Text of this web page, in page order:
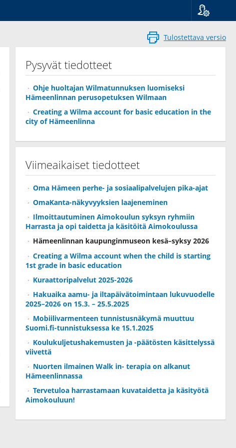
Suomi
Svenska
Tulostettava versio
Pysyvät tiedotteet
Ohje huoltajan Wilmatunnuksen luomiseksi
Hämeenlinnan perusopetuksen Wilmaan
Creating a Wilma account for basic education in the
city of Hämeenlinna
Viimeaikaiset tiedotteet
Oma Hämeen perhe- ja sosiaalipalvelujen pika-ajat
OmaKanta-näkyvyyksien laajeneminen
Ilmoittautuminen Aimokoulun syksyn ryhmiin
Harrasta ja opi taidetta ja käsitöitä Aimokoulussa
Hämeenlinnan kaupunginmuseon kesä–syksy 2026
Creating a Wilma account when the child is starting
1st grade in basic education
Kuraattoripalvelut 2025-2026
Hakuaika aamu- ja iltapäivätoimintaan lukuvuodelle
2025–2026 on 15.3. – 25.5.2025
Mobiilivarmenteen tunnistusnäkymä muuttuu
Suomi.fi-tunnistuksessa ke 15.1.2025
Koulukuljetushakemusten ja -päätösten käsittelyssä
viivettä
Nuorten ilmainen Walk in- terapia on alkanut
Hämeenlinnassa
Tervetuloa harrastamaan kuvataidetta ja käsityötä
Aimokouluun!